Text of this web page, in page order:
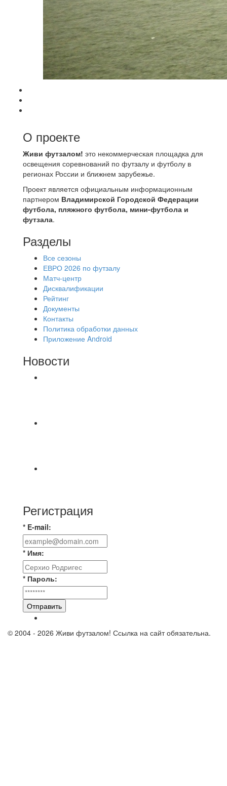
О проекте
Живи футзалом! это некоммерческая площадка для
освещения соревнований по футзалу и футболу в
регионах России и ближнем зарубежье.
Проект является официальным информационным
партнером Владимирской Городской Федерации
футбола, пляжного футбола, мини-футбола и
футзала.
Разделы
Все сезоны
ЕВРО 2026 по футзалу
Матч-центр
Дисквалификации
Рейтинг
Документы
Контакты
Политика обработки данных
Приложение Android
Новости
Регистрация
* E-mail:
* Имя:
* Пароль:
Отправить
© 2004 - 2026 Живи футзалом! Ссылка на сайт обязательна.